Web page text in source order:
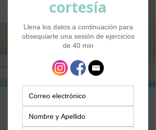
Yoga+Pilates Kids
sáb, 05 sept
  |